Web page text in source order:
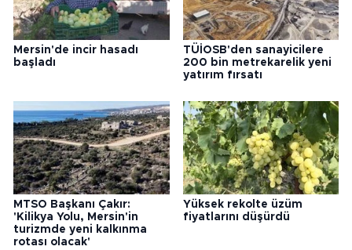
Mersin'de incir hasadı
başladı
TÜİOSB'den sanayicilere
200 bin metrekarelik yeni
yatırım fırsatı
MTSO Başkanı Çakır:
'Kilikya Yolu, Mersin'in
turizmde yeni kalkınma
rotası olacak'
Yüksek rekolte üzüm
fiyatlarını düşürdü